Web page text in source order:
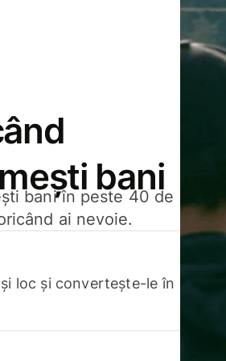
bani
bani în peste 40 de
ai nevoie.
loc și convertește-le în